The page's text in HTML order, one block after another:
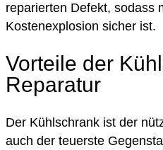
reparierten Defekt, sodass
Kostenexplosion sicher ist.
Vorteile der
Reparatur
Der Kühlschrank ist der
auch der teuerste